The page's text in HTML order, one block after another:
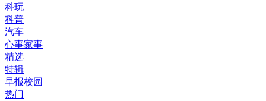
科玩
科普
汽车
心事家事
精选
特辑
早报校园
热门